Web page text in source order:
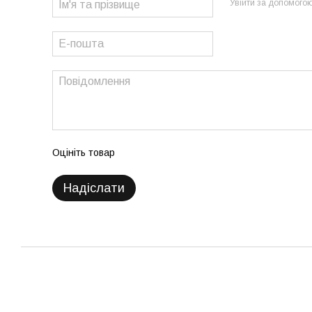
Увійти за
Оцініть товар
Надіслати